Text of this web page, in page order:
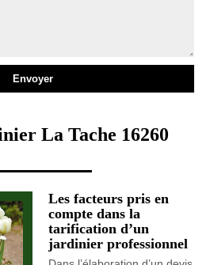
La Tache 16260
Les facteurs pris en
compte dans la
tarification d’un
jardinier professionnel